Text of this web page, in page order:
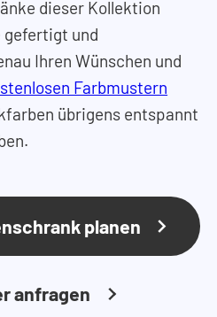
dieser Kollektion
gefertigt und
Ihren Wünschen und
Farbmustern
übrigens entspannt
planen
anfragen